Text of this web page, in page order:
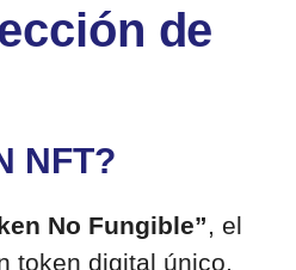
de
NFT?
No Fungible” , el
token digital único,